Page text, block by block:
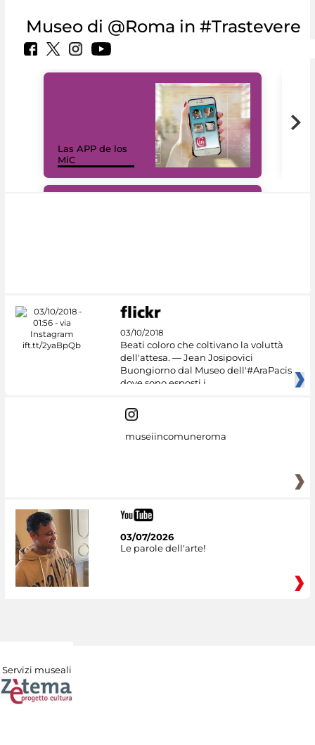
Museo di @Roma in #Trastevere
Las APP de los
MiC
03/10/2018
Beati coloro che coltivano la voluttà
dell'attesa. — Jean Josipovici
Buongiorno dal Museo dell'#AraPacis
dove sono esposti i
museiincomuneroma
03/07/2026
Le parole dell'arte!
Servizi museali